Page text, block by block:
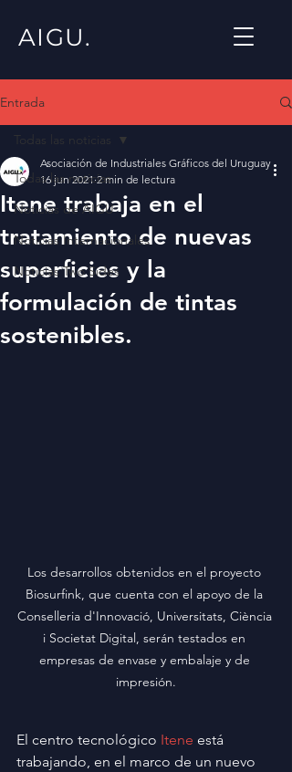
AIGU.
Entrada
Todas las noticias
Noticias de AIGU
Noticias Internacionales
Noticias Two Sides
Todas las noticias
Itene trabaja en el
tratamiento de nuevas
superficies y la
formulación de tintas
sostenibles.
Asociación de Industriales Gráficos del Uruguay
16 jun 2021 2 min de lectura
Los desarrollos obtenidos en el proyecto
Biosurfink, que cuenta con el apoyo de la
Conselleria d'Innovació, Universitats, Ciència
i Societat Digital, serán testados en
empresas de envase y embalaje y de
impresión.
El centro tecnológico Itene está
trabajando, en el marco de un nuevo